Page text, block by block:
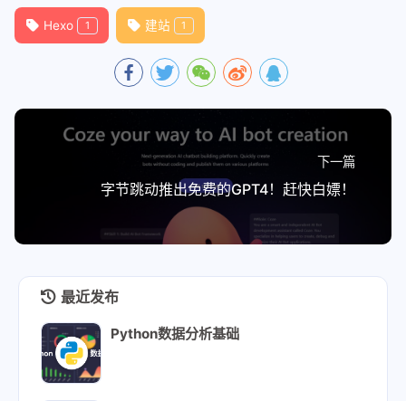
59
60
63
69
71
      - name: 清理残留
        run: rm -rf .deploy_git
      - name: 验证
        run:
git config --global
      - name: 开始部署
        run:
          hexo d
        run:
Hexo 1 建站 1
下一篇
字节跳动推出免费的GPT4！赶快白嫖！
最近发布
Python数据分析基础